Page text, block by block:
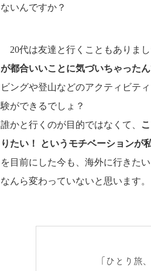
ないんですか？
20代は友達と行くこともありま
が都合いいことに気づいちゃったん
ビングや登山などのアクティビテ
験ができるでしょ？
誰かと行くのが目的ではなくて、
りたい！ というモチベーションが
を目前にした今も、海外に行きた
なんら変わっていないと思います。
「ひとり旅